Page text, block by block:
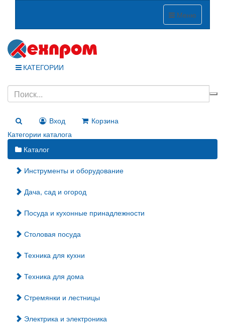
Меню
КАТЕГОРИИ
Вход
Корзина
Категории каталога
Каталог
Инструменты и оборудование
Дача, сад и огород
Посуда и кухонные принадлежности
Столовая посуда
Техника для кухни
Техника для дома
Стремянки и лестницы
Электрика и электроника